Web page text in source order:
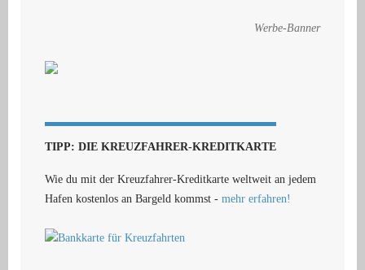
Werbe-Banner
TIPP: DIE KREUZFAHRER-KREDITKARTE
Wie du mit der Kreuzfahrer-Kreditkarte weltweit an jedem
Hafen kostenlos an Bargeld kommst - mehr erfahren!